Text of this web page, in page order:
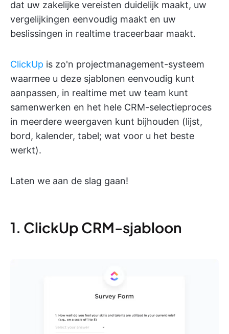
dat uw zakelijke vereisten duidelijk maakt, uw
vergelijkingen eenvoudig maakt en uw
beslissingen in realtime traceerbaar maakt.
ClickUp is zo'n projectmanagement-systeem
waarmee u deze sjablonen eenvoudig kunt
aanpassen, in realtime met uw team kunt
samenwerken en het hele CRM-selectieproces
in meerdere weergaven kunt bijhouden (lijst,
bord, kalender, tabel; wat voor u het beste
werkt).
Laten we aan de slag gaan!
1. ClickUp CRM-sjabloon